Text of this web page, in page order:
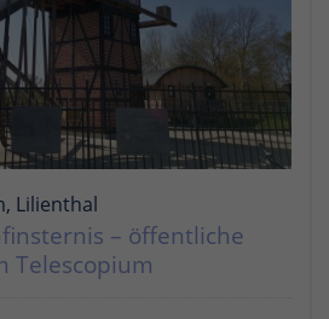
Lilienthal
– öffentliche
Telescopium